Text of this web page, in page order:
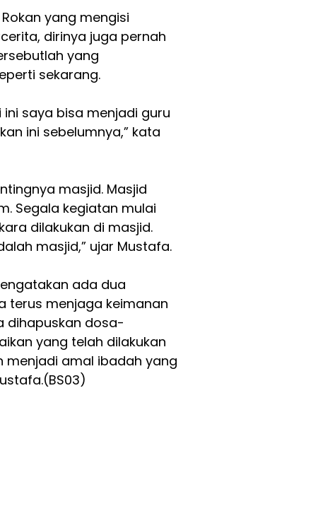
yang mengisi
dirinya juga pernah
yang
sekarang.
saya bisa menjadi guru
ini sebelumnya,” kata
masjid. Masjid
Segala kegiatan mulai
dilakukan di masjid.
masjid,” ujar Mustafa.
ada dua
terus menjaga keimanan
dihapuskan dosa-
yang telah dilakukan
menjadi amal ibadah yang